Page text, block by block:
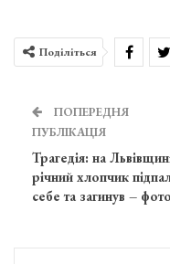
Поділіться
ПОПЕРЕДНЯ
ПУБЛІКАЦІЯ
Трагедія: на
річний хлопчик
себе та загинув – фото